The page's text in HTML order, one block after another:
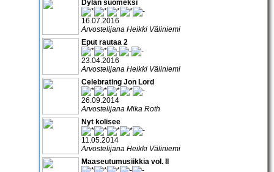
Dylan suomeksi
16.07.2016
Arvostelijana Heikki Väliniemi
Eput rautaa 2
23.04.2016
Arvostelijana Heikki Väliniemi
Celebrating Jon Lord
26.09.2014
Arvostelijana Mika Roth
Nyt kolisee
11.05.2014
Arvostelijana Heikki Väliniemi
Maaseutumusiikkia vol. II